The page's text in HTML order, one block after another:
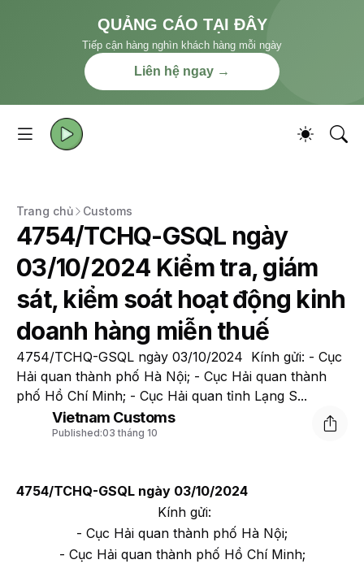
QUẢNG CÁO TẠI ĐÂY
Tiếp cận hàng nghìn khách hàng mỗi ngày
Liên hệ ngay →
Trang chủ Customs
4754/TCHQ-GSQL ngày
03/10/2024 Kiểm tra, giám
sát, kiểm soát hoạt động kinh
doanh hàng miễn thuế
4754/TCHQ-GSQL ngày 03/10/2024 Kính gửi: - Cục
Hải quan thành phố Hà Nội; - Cục Hải quan thành
phố Hồ Chí Minh; - Cục Hải quan tỉnh Lạng S...
Vietnam Customs
Published:03 tháng 10
4754/TCHQ-GSQL ngày 03/10/2024
Kính gửi:
- Cục Hải quan thành phố Hà Nội;
- Cục Hải quan thành phố Hồ Chí Minh;